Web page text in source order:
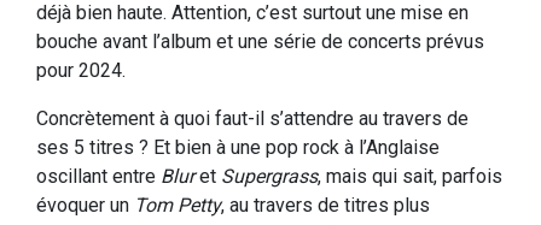
déjà bien haute. Attention, c’est surtout une mise en
bouche avant l’album et une série de concerts prévus
pour 2024.
Concrètement à quoi faut-il s’attendre au travers de
ses 5 titres ? Et bien à une pop rock à l’Anglaise
oscillant entre Bluret Supergrass, mais qui sait, parfois
évoquer un Tom Petty, au travers de titres plus